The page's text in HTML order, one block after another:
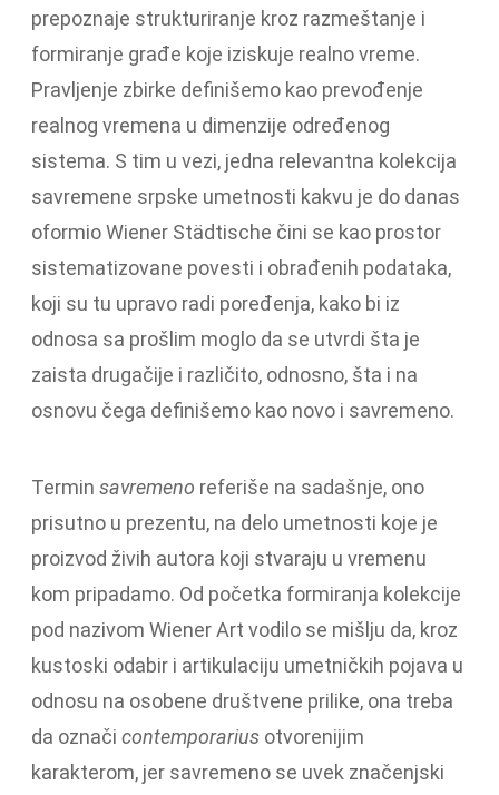
prepoznaje strukturiranje kroz razmeštanje i
formiranje građe koje iziskuje realno vreme.
Pravljenje zbirke definišemo kao prevođenje
realnog vremena u dimenzije određenog
sistema. S tim u vezi, jedna relevantna kolekcija
savremene srpske umetnosti kakvu je do danas
oformio Wiener Städtische čini se kao prostor
sistematizovane povesti i obrađenih podataka,
koji su tu upravo radi poređenja, kako bi iz
odnosa sa prošlim moglo da se utvrdi šta je
zaista drugačije i različito, odnosno, šta i na
osnovu čega definišemo kao novo i savremeno.
Termin savremeno referiše na sadašnje, ono
prisutno u prezentu, na delo umetnosti koje je
proizvod živih autora koji stvaraju u vremenu
kom pripadamo. Od početka formiranja kolekcije
pod nazivom Wiener Art vodilo se mišlju da, kroz
kustoski odabir i artikulaciju umetničkih pojava u
odnosu na osobene društvene prilike, ona treba
da označi contemporarius otvorenijim
karakterom, jer savremeno se uvek značenjski